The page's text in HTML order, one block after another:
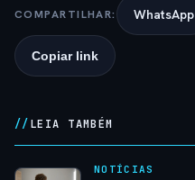
COMPARTILHAR: WhatsApp
Copiar link
LEIA TAMBÉM
NOTÍCIAS